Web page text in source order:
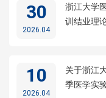
30
2026.04
浙江大学
训结业理
10
2026.04
关于浙江
季医学实